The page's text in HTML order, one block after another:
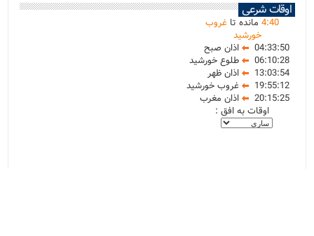
اوقات شرعی
4:40 مانده تاغروب
خورشید
04:33:50
اذان صبح
06:10:28
طلوع خورشید
13:03:54
اذان ظهر
19:55:12
غروب خورشید
20:15:25
اذان مغرب
اوقات به افق :